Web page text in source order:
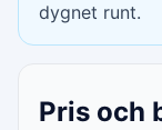
dygnet runt.
Pris och